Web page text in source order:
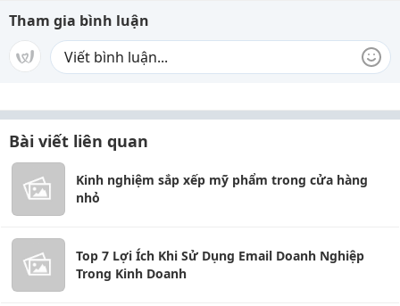
Tham gia bình luận
Bài viết liên quan
Kinh nghiệm sắp xếp mỹ phẩm trong cửa hàng
nhỏ
Top 7 Lợi Ích Khi Sử Dụng Email Doanh Nghiệp
Trong Kinh Doanh